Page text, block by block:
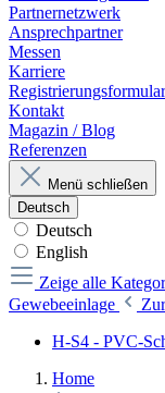
Partnernetzwerk
Ansprechpartner
Messen
Karriere
Registrierungsformular
Kontakt
Magazin / Blog
Referenzen
Menü schließen
Deutsch
Deutsch
English
Zeige alle
Gewebeeinlage
H-S4 - PVC-
Home